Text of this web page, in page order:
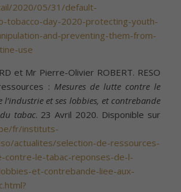
2020/05/31/default-
tobacco-day-2020-protecting-youth-
and-preventing-them-from-
use
et Mr Pierre-Olivier ROBERT. RESO
: Mesures de lutte contre le
l’industrie et ses lobbies, et contrebande
tabac. 23 Avril 2020. Disponible sur
fr/instituts-
actualites/selection-de-ressources-
contre-le-tabac-reponses-de-l-
et-contrebande-liee-aux-